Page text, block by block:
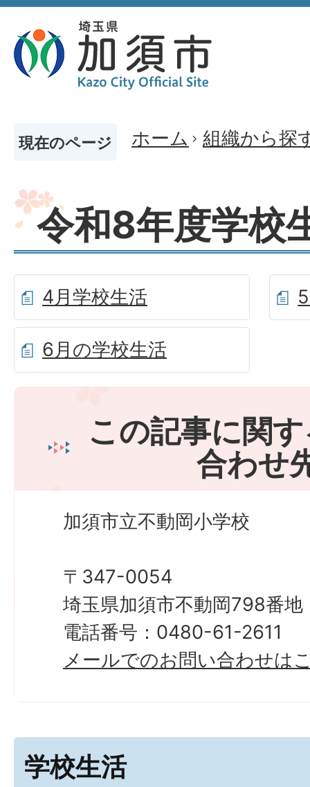
現在のページ ホーム 組織から探
令和8年度学校
4月学校生活
6月の学校生活
この記事に関
合わせ
加須市立不動岡小学校
〒347-0054
埼玉県加須市不動岡798番地
電話番号：0480-61-2611
メールでのお問い合わせは
学校生活